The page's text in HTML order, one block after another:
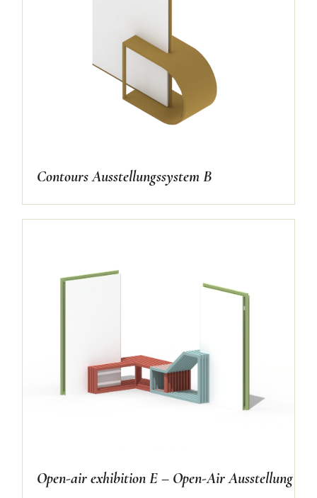
Contours Ausstellungssystem B
Open-air exhibition E – Open-Air Ausstellung